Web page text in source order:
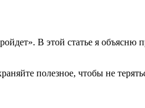
В этой статье я объясню
полезное, чтобы не